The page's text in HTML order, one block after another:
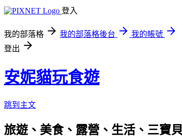
登入
我的部落格 我的部落格後台
我的帳號
登出
安妮貓玩食遊
跳到主文
旅遊、美食、露營、生活、三寶貝